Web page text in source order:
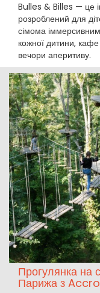
Bulles & Billes — це
розроблений для
сімома
кожної дитини,
вечори аперитиву.
Прогулянка на
Парижа з